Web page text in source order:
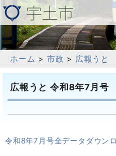
ホーム > 市政 > 広報うと
広報うと 令和8年7月号
令和8年7月号全データダウン